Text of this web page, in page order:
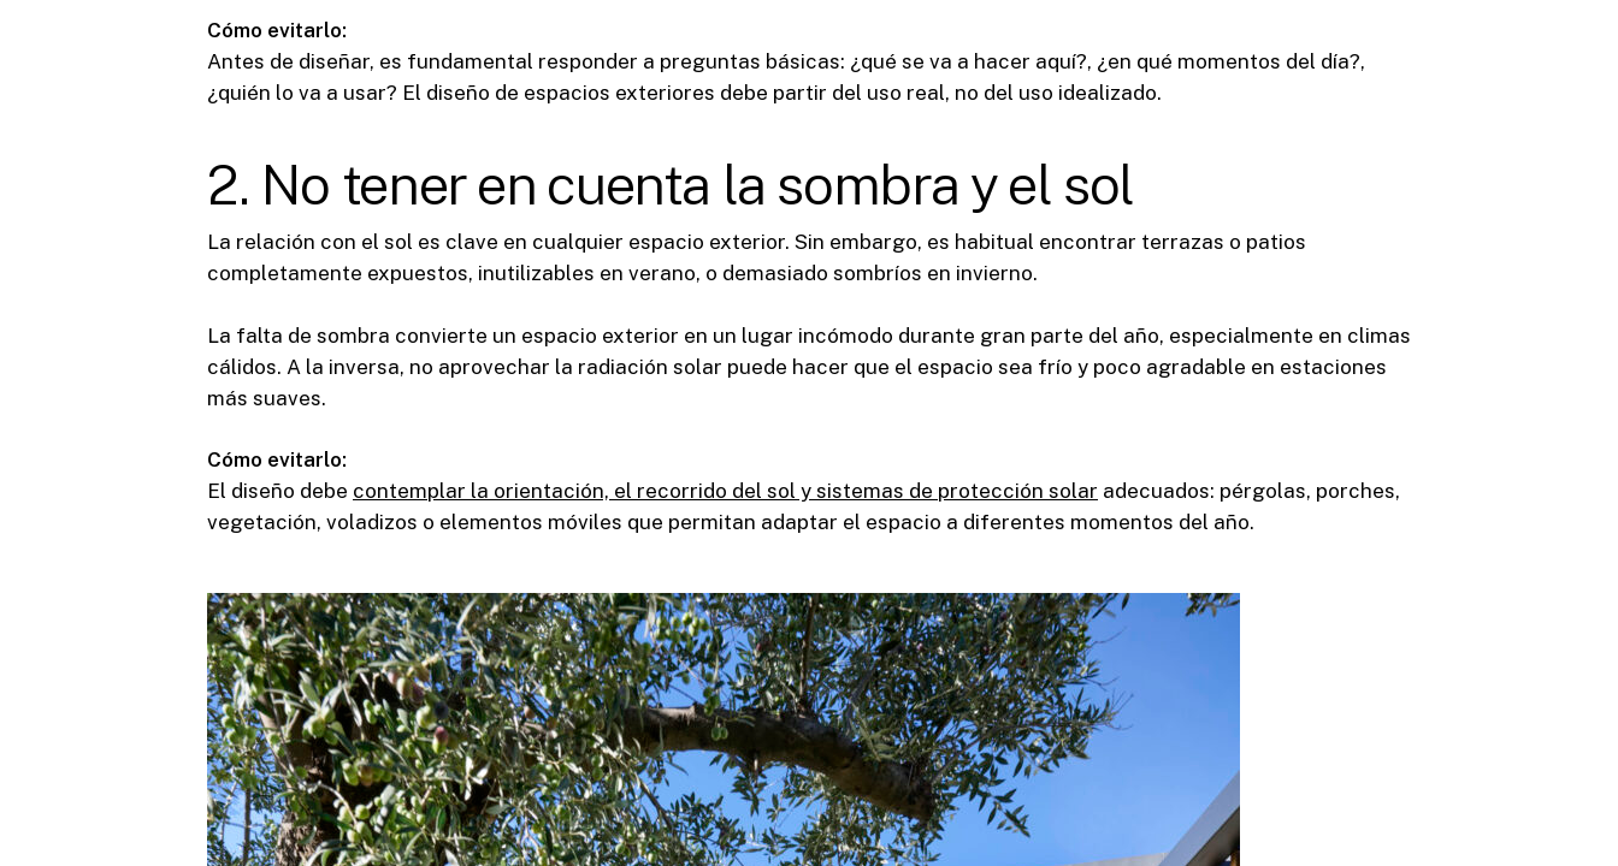
Cómo evitarlo:
Antes de diseñar, es fundamental responder a preguntas básicas: ¿qué se va a hacer aquí?, ¿en qué momentos del día?,
¿quién lo va a usar? El diseño de espacios exteriores debe partir del uso real, no del uso idealizado.
2. No tener en cuenta la sombra y el sol
La relación con el sol es clave en cualquier espacio exterior. Sin embargo, es habitual encontrar terrazas o patios
completamente expuestos, inutilizables en verano, o demasiado sombríos en invierno.
La falta de sombra convierte un espacio exterior en un lugar incómodo durante gran parte del año, especialmente en climas
cálidos. A la inversa, no aprovechar la radiación solar puede hacer que el espacio sea frío y poco agradable en estaciones
más suaves.
Cómo evitarlo:
El diseño debe contemplar la orientación, el recorrido del sol y sistemas de protección solar adecuados: pérgolas, porches,
vegetación, voladizos o elementos móviles que permitan adaptar el espacio a diferentes momentos del año.